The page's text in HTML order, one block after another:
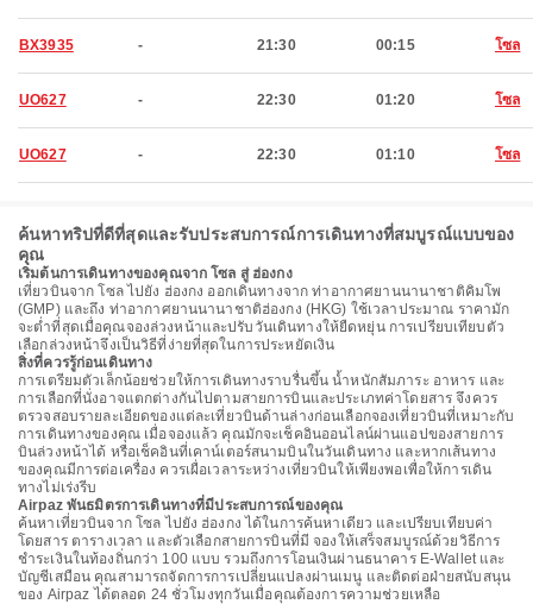
BX3935 - 21:30 00:15 โซล
UO627 - 22:30 01:20 โซล
UO627 - 22:30 01:10 โซล
ค้นหาทริปที่ดีที่สุดและรับประสบการณ์การเดินทางที่สมบูรณ์แบบของ
คุณ
เริ่มต้นการเดินทางของคุณจาก โซล สู่ ฮ่องกง
เที่ยวบินจาก โซล ไปยัง ฮ่องกง ออกเดินทางจาก ท่าอากาศยานนานาชาติคิมโพ
(GMP) และถึง ท่าอากาศยานนานาชาติฮ่องกง (HKG) ใช้เวลาประมาณ ราคามัก
จะต่ำที่สุดเมื่อคุณจองล่วงหน้าและปรับวันเดินทางให้ยืดหยุ่น การเปรียบเทียบตัว
เลือกล่วงหน้าจึงเป็นวิธีที่ง่ายที่สุดในการประหยัดเงิน
สิ่งที่ควรรู้ก่อนเดินทาง
การเตรียมตัวเล็กน้อยช่วยให้การเดินทางราบรื่นขึ้น น้ำหนักสัมภาระ อาหาร และ
การเลือกที่นั่งอาจแตกต่างกันไปตามสายการบินและประเภทค่าโดยสาร จึงควร
ตรวจสอบรายละเอียดของแต่ละเที่ยวบินด้านล่างก่อนเลือกจองเที่ยวบินที่เหมาะกับ
การเดินทางของคุณ เมื่อจองแล้ว คุณมักจะเช็คอินออนไลน์ผ่านแอปของสายการ
บินล่วงหน้าได้ หรือเช็คอินที่เคาน์เตอร์สนามบินในวันเดินทาง และหากเส้นทาง
ของคุณมีการต่อเครื่อง ควรเผื่อเวลาระหว่างเที่ยวบินให้เพียงพอเพื่อให้การเดิน
ทางไม่เร่งรีบ
Airpaz พันธมิตรการเดินทางที่มีประสบการณ์ของคุณ
ค้นหาเที่ยวบินจาก โซล ไปยัง ฮ่องกง ได้ในการค้นหาเดียว และเปรียบเทียบค่า
โดยสาร ตารางเวลา และตัวเลือกสายการบินที่มี จองให้เสร็จสมบูรณ์ด้วยวิธีการ
ชำระเงินในท้องถิ่นกว่า 100 แบบ รวมถึงการโอนเงินผ่านธนาคาร E-Wallet และ
บัญชีเสมือน คุณสามารถจัดการการเปลี่ยนแปลงผ่านเมนู และติดต่อฝ่ายสนับสนุน
ของ Airpaz ได้ตลอด 24 ชั่วโมงทุกวันเมื่อคุณต้องการความช่วยเหลือ